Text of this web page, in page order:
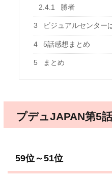
2.4.1 勝者
3 ビジュアルセンター
4 5話感想まとめ
5 まとめ
プデュJAPAN第5
59位～51位